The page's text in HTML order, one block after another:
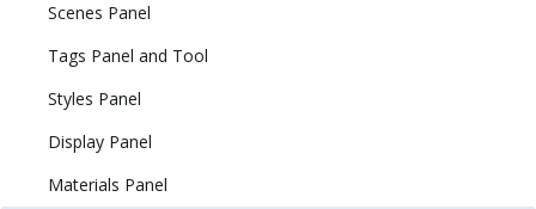
Scenes Panel
Tags Panel and Tool
Styles Panel
Display Panel
Materials Panel